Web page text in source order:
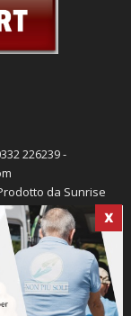
X
226239 -
da Sunrise
-Cookie policy